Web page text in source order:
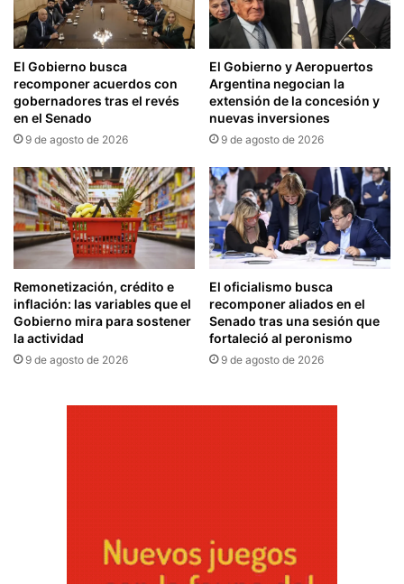
El Gobierno busca
recomponer acuerdos con
gobernadores tras el revés
en el Senado
9 de agosto de 2026
El Gobierno y Aeropuertos
Argentina negocian la
extensión de la concesión y
nuevas inversiones
9 de agosto de 2026
Remonetización, crédito e
inflación: las variables que el
Gobierno mira para sostener
la actividad
9 de agosto de 2026
El oficialismo busca
recomponer aliados en el
Senado tras una sesión que
fortaleció al peronismo
9 de agosto de 2026